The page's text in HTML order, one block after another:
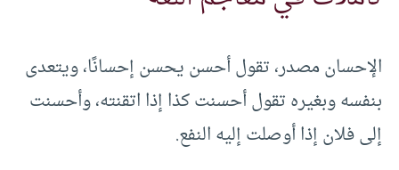
الإحسان مصدر، تقول أحسن يحسن إحسانًا، ويتعدى
بنفسه وبغيره تقول أحسنت كذا إذا اتقنته، وأحسنت
إلى فلان إذا أوصلت إليه النفع.